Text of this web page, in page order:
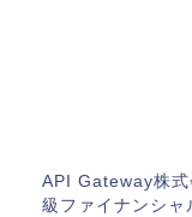
API Gateway株
級ファイナンシャ